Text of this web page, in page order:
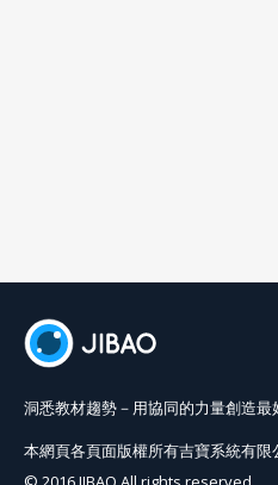
洞悉教材趨勢－用協同的力量創造最
本網頁各頁面版權所有吉寶系統有限